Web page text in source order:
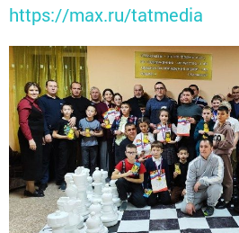
https://max.ru/tatmedia